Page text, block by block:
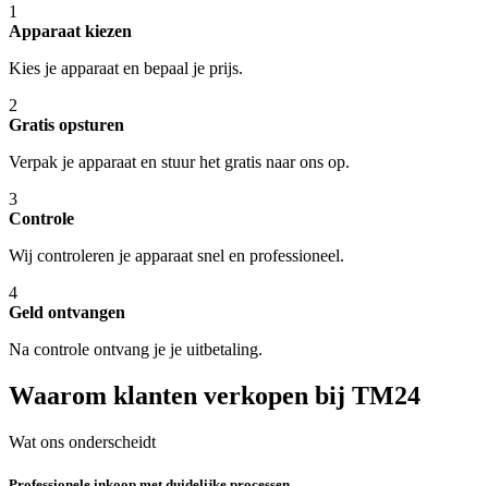
1
Apparaat kiezen
Kies je apparaat en bepaal je prijs.
2
Gratis opsturen
Verpak je apparaat en stuur het gratis naar ons op.
3
Controle
Wij controleren je apparaat snel en professioneel.
4
Geld ontvangen
Na controle ontvang je je uitbetaling.
Waarom klanten verkopen bij TM24
Wat ons onderscheidt